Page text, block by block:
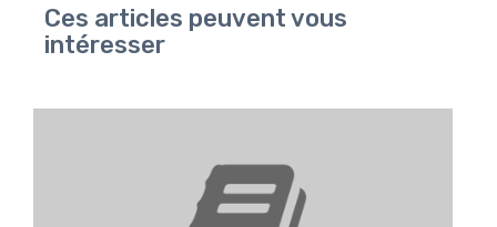
Ces articles peuvent vous
intéresser